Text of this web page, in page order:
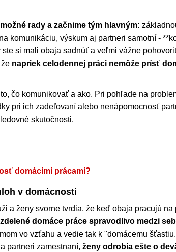
rady a začnime tým hlavným:
komunikáciu, výskum aj partneri samotní -
ste si mali obaja sadnúť a veľmi vážne
napriek celodennej práci nemôže prísť
čo komunikovať a ako. Pri pohľade na
pri ich zadeľovaní alebo nenápomocnosť
skutočnosti.
domácimi prácami?
v domácnosti
a ženy svorne tvrdia, že keď obaja pracujú na
domáce práce spravodlivo medzi
vo vzťahu a vedie tak k "domácemu
partneri zamestnaní, ženy odrobia ešte o